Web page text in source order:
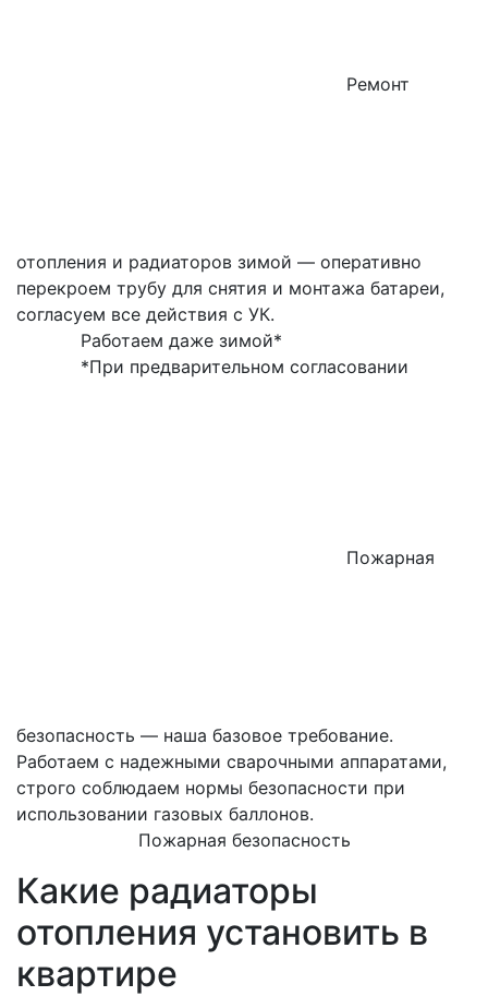
Ремонт
отопления и радиаторов зимой — оперативно
перекроем трубу для снятия и монтажа батареи,
согласуем все действия с УК.
Работаем даже зимой*
*При предварительном согласовании
Пожарная
безопасность — наша базовое требование.
Работаем с надежными сварочными аппаратами,
строго соблюдаем нормы безопасности при
использовании газовых баллонов.
Пожарная безопасность
Какие радиаторы
отопления установить в
квартире